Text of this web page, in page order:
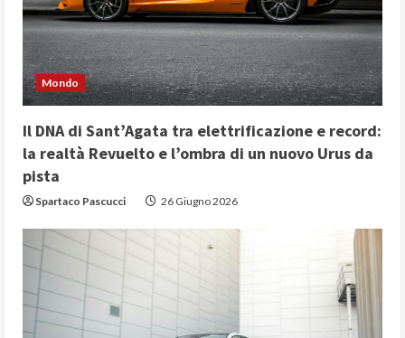
Mondo
Il DNA di Sant’Agata tra elettrificazione e record:
la realtà Revuelto e l’ombra di un nuovo Urus da
pista
Spartaco Pascucci 26 Giugno 2026